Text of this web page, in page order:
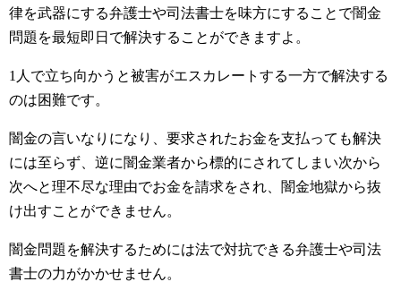
律を武器にする弁護士や司法書士を味方にすることで闇金
問題を最短即日で解決することができますよ。
1人で立ち向かうと被害がエスカレートする一方で解決する
のは困難です。
闇金の言いなりになり、要求されたお金を支払っても解決
には至らず、逆に闇金業者から標的にされてしまい次から
次へと理不尽な理由でお金を請求をされ、闇金地獄から抜
け出すことができません。
闇金問題を解決するためには法で対抗できる弁護士や司法
書士の力がかかせません。